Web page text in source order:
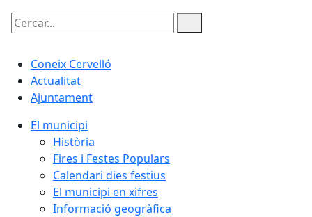
Cercar:
Coneix Cervelló
Actualitat
Ajuntament
El municipi
Història
Fires i Festes Populars
Calendari dies festius
El municipi en xifres
Informació geogràfica